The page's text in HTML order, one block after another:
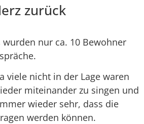
zurück
wurden nur ca. 10 Bewohner
viele nicht in der Lage waren
miteinander zu singen und
wieder sehr, dass die
werden können.